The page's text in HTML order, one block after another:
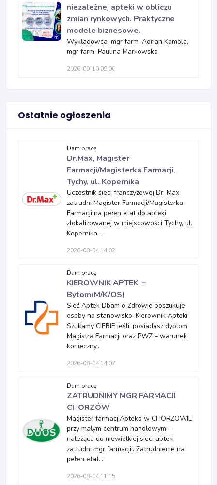
niezależnej apteki w obliczu
zmian rynkowych. Praktyczne
modele biznesowe.
Wykładowca: mgr farm. Adrian Kamola,
mgr farm. Paulina Markowska
2026-09-10 09:00
Ostatnie ogłoszenia
Dam pracę
Dr.Max, Magister
Farmacji/Magisterka Farmacji,
Tychy, ul. Kopernika
Uczestnik sieci franczyzowej Dr. Max
zatrudni Magister Farmacji/Magisterka
Farmacji na pełen etat do apteki
zlokalizowanej w miejscowości Tychy, ul.
Kopernika ...
2026-08-04 14:02
Dam pracę
KIEROWNIK APTEKI –
Bytom(M/K/OS)
Sieć Aptek Dbam o Zdrowie poszukuje
osoby na stanowisko: Kierownik Apteki
Szukamy CIEBIE jeśli: posiadasz dyplom
Magistra Farmacji oraz PWZ – warunek
konieczny...
2026-08-04 14:07
Dam pracę
ZATRUDNIMY MGR FARMACJI
CHORZÓW
Magister farmacjiApteka w CHORZOWIE
przy małym centrum handlowym –
należąca do niewielkiej sieci aptek
zatrudni mgr farmacjii. Zatrudnienie na
pełen etat...
2026-08-04 11:15